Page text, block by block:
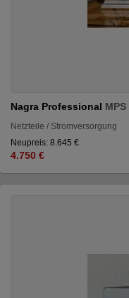
Nagra Professional
Netzteile / Stromversorgung
Neupreis: 8.645 €
4.750 €